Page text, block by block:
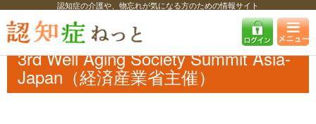
認知症の介護や、物忘れが気になる方のための情報サイト
認知症ねっと 認知症最新ニュース イベント
3rd Well Aging Society
Summit Asia-Japan（経済産業省主催）
3rd Well Aging Society Summit Asia-
Japan（経済産業省主催）